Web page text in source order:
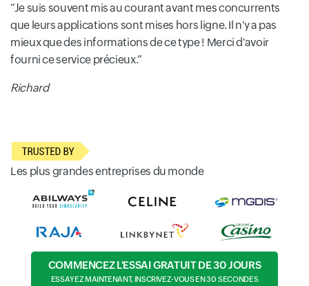
Je suis souvent mis au courant avant mes concurrents
que leurs applications sont mises hors ligne. Il n'y a pas
mieux que des informations de ce type ! Merci d'avoir
fourni ce service précieux.
Richard
Les plus grandes entreprises du monde
COMMENCEZ L'ESSAI GRATUIT DE 30 JOURS
ESSAYEZ MAINTENANT, INSCRIVEZ-VOUS EN 30 SECONDES